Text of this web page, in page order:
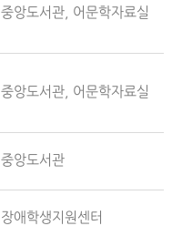
중앙도서관, 어문학자료실
중앙도서관, 어문학자료실
중앙도서관
장애학생지원센터